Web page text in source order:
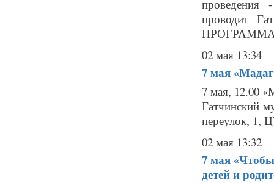
проведения
проводит
02 мая 13:34
7 мая
7 мая, 12.00
Гатчинский
переулок,
02 мая 13:32
7 мая
детей и